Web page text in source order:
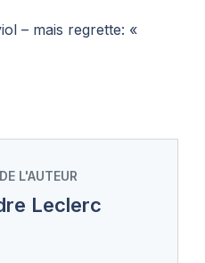
– mais regrette: «
L'AUTEUR
Leclerc